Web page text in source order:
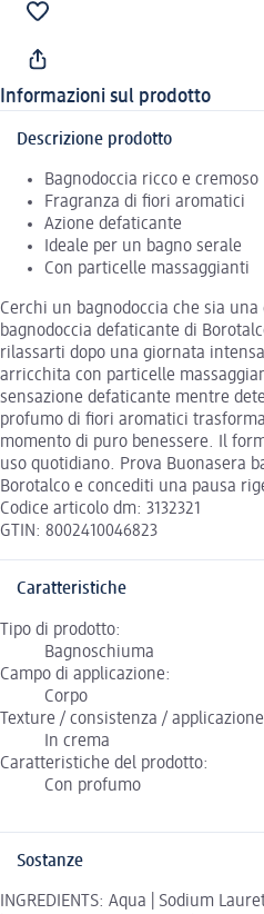
Informazioni sul prodotto
Descrizione prodotto
Bagnodoccia ricco e cremoso
Fragranza di fiori aromatici
Azione defaticante
Ideale per un bagno serale
Con particelle massaggianti
Cerchi un bagnodoccia che sia
bagnodoccia defaticante di
rilassarti dopo una giornata
arricchita con particelle
sensazione defaticante mentre
profumo di fiori aromatici
momento di puro benessere. Il
uso quotidiano. Prova Buonasera
Borotalco e concediti una pausa
Codice articolo dm: 3132321
GTIN: 8002410046823
Caratteristiche
Tipo di prodotto:
Bagnoschiuma
Campo di applicazione:
Corpo
Texture / consistenza /
In crema
Caratteristiche del prodotto:
Con profumo
Sostanze
INGREDIENTS: Aqua | Sodium